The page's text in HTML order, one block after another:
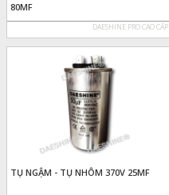
80MF
DAESHINE PRO CAO CẤP
TỤ NGẬM - TỤ NHÔM 370V 25MF